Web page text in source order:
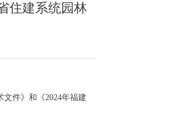
住建系统园林
件》和《2024年福建